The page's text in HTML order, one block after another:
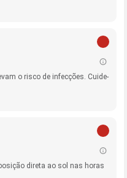
o risco de infecções. Cuide-
direta ao sol nas horas